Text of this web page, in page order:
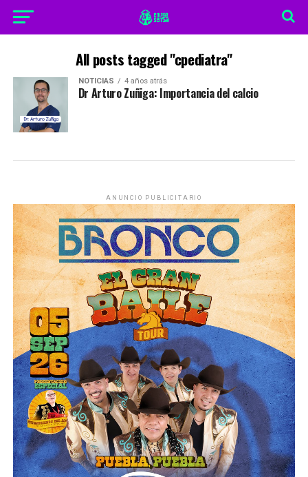
All posts tagged "cpediatra"
NOTICIAS 4 años atrás
Dr Arturo Zuñiga: Importancia del calcio
ANUNCIO PUBLICITARIO